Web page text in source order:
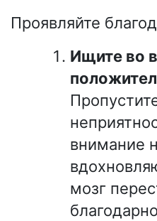
Проявляйте
Ищите во
внимание
мозг